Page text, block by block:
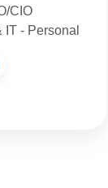
CIO
IT - Personal